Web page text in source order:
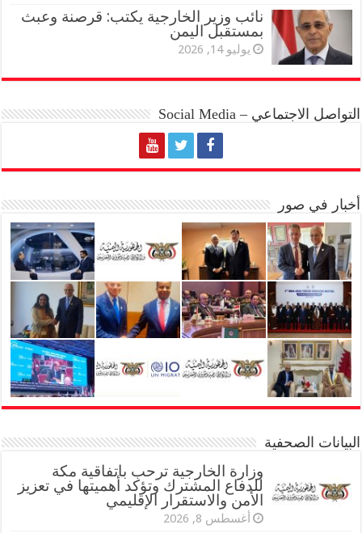
نائب وزير الخارجية يكتب: قرصنة وعبث
بمستقبل اليمن
يوليو 14, 2026
التواصل الاجتماعي – Social Media
أخبار في صور
البيانات الصحفية
وزارة الخارجية ترحب باتفاقية مكة
للدفاع المشترك وتؤكد أهميتها في تعزيز
الأمن والاستقرار الإقليمي
أغسطس 8, 2026